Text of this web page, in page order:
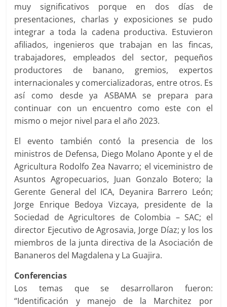
muy significativos porque en dos días de
presentaciones, charlas y exposiciones se pudo
integrar a toda la cadena productiva. Estuvieron
afiliados, ingenieros que trabajan en las fincas,
trabajadores, empleados del sector, pequeños
productores de banano, gremios, expertos
internacionales y comercializadoras, entre otros. Es
así como desde ya ASBAMA se prepara para
continuar con un encuentro como este con el
mismo o mejor nivel para el año 2023.
El evento también contó la presencia de los
ministros de Defensa, Diego Molano Aponte y el de
Agricultura Rodolfo Zea Navarro; el viceministro de
Asuntos Agropecuarios, Juan Gonzalo Botero; la
Gerente General del ICA, Deyanira Barrero León;
Jorge Enrique Bedoya Vizcaya, presidente de la
Sociedad de Agricultores de Colombia – SAC; el
director Ejecutivo de Agrosavia, Jorge Díaz; y los los
miembros de la junta directiva de la Asociación de
Bananeros del Magdalena y La Guajira.
Conferencias
Los temas que se desarrollaron fueron:
“Identificación y manejo de la Marchitez por